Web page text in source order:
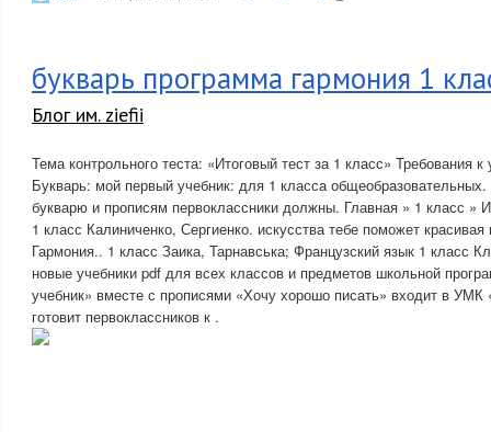
букварь программа гармония 1
Блог им. ziefii
Тема контрольного теста: «Итоговый тест за 1 класс» Требования
Букварь: мой первый учебник: для 1 класса
букварю и прописям первоклассники должны. Главная » 1 класс »
1 класс Калиниченко, Сергиенко. искусства тебе поможет
Гармония.. 1 класс Заика, Тарнавська; Французский язык 1 класс
новые учебники pdf для всех классов и предметов школьной
учебник» вместе с прописями «Хочу хорошо писать» входит в
готовит первоклассников к .